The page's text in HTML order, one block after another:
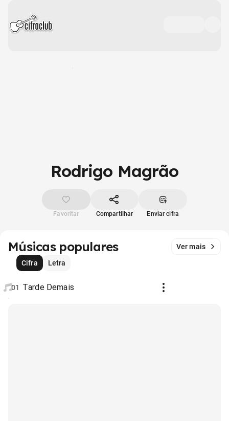
Rodrigo Magrão
Favoritar Compartilhar Enviar cifra
Músicas populares
Ver mais
Cifra
Letra
01 Tarde Demais